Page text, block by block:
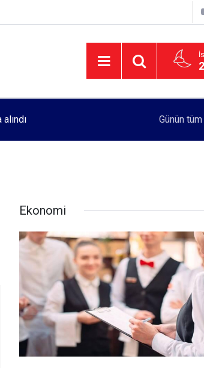
Rektörlük, kadınGünün tüm
Ekonomi